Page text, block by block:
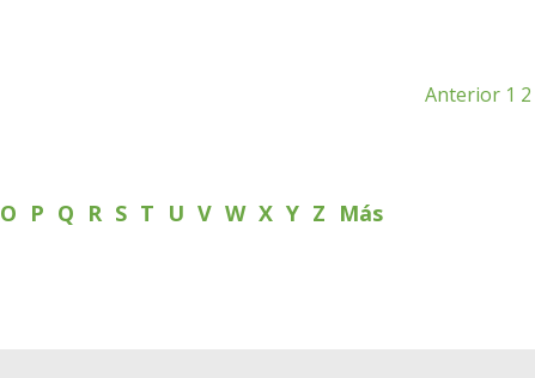
Anterior 1 2
O P Q R S T U V W X Y Z Más